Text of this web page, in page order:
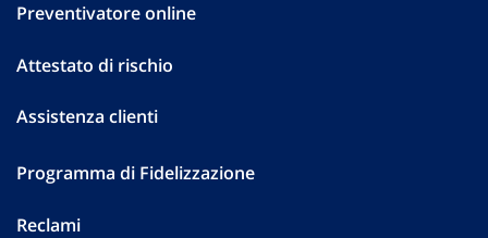
Preventivatore online
Attestato di rischio
Assistenza clienti
Programma di Fidelizzazione
Reclami